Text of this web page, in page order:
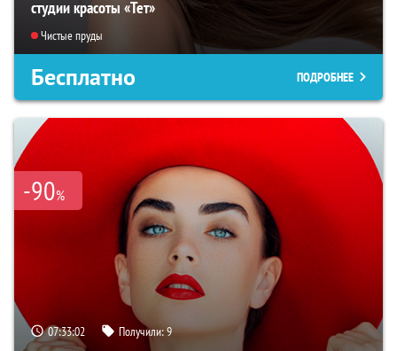
студии красоты «Тет»
Чистые пруды
Бесплатно ПОДРОБНЕЕ
-90%
07:33:01 Получили:9